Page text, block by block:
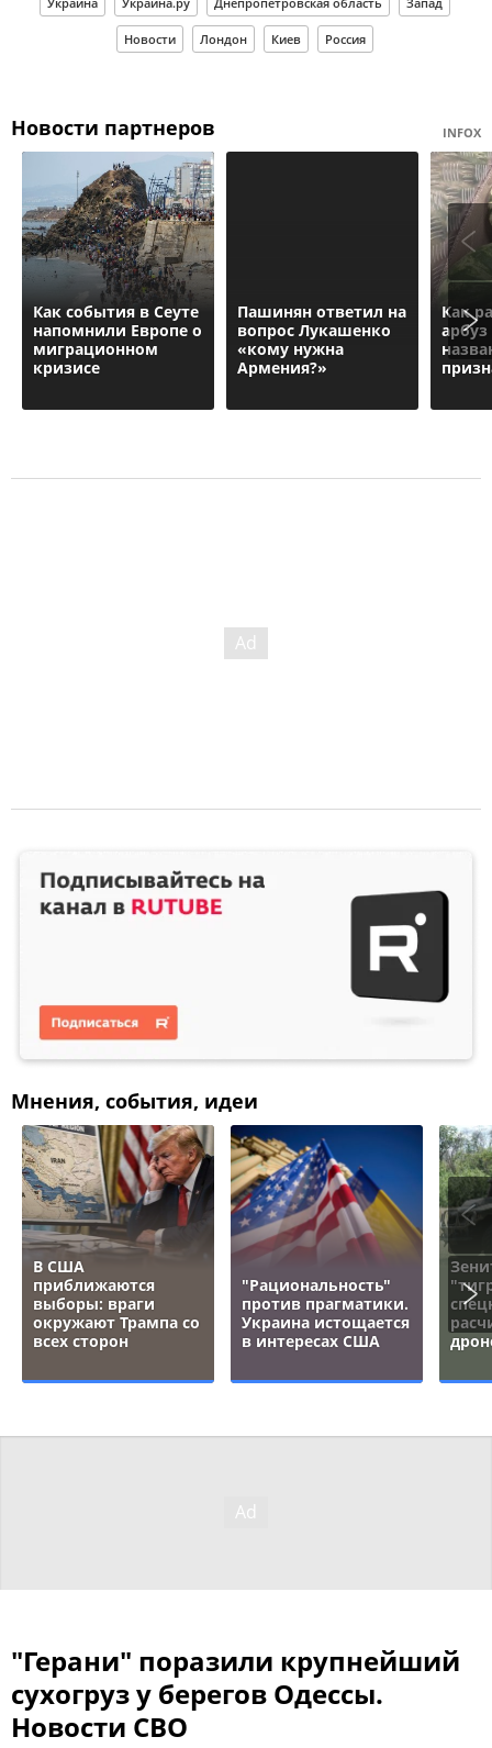
Новости Лондон Киев Россия
Новости партнеров INFOX
Как события в Сеуте
напомнили Европе о
миграционном
кризисе
Пашинян ответил на
вопрос Лукашенко
«кому нужна
Армения?»
Как
Мнения, события, идеи
В США
приближаются
выборы: враги
окружают Трампа со
всех сторон
"Рациональность"
против прагматики.
Украина истощается
в интересах США
"Герани" поразили крупнейший
сухогруз у берегов Одессы.
Новости СВО